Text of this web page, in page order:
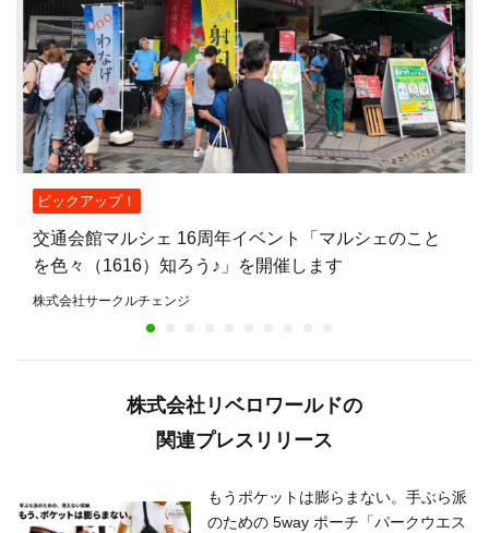
ピックアップ！
交通会館マルシェ 16周年イベント「マルシェのこと
を色々（1616）知ろう♪」を開催します
株式会社サークルチェンジ
株式会社リベロワールドの
関連プレスリリース
もうポケットは膨らまない。手ぶら派
のための 5way ポーチ「パークウエス